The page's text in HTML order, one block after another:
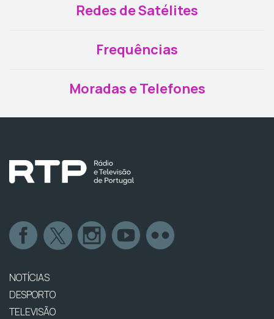
Redes de Satélites
Frequências
Moradas e Telefones
NOTÍCIAS
DESPORTO
TELEVISÃO